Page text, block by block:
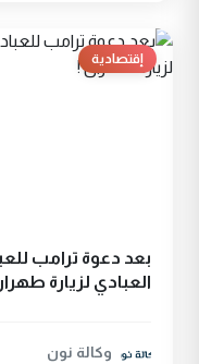
إقتصادية
بعد دعوة ترامب
العبادي لزيارة
وكالة نون